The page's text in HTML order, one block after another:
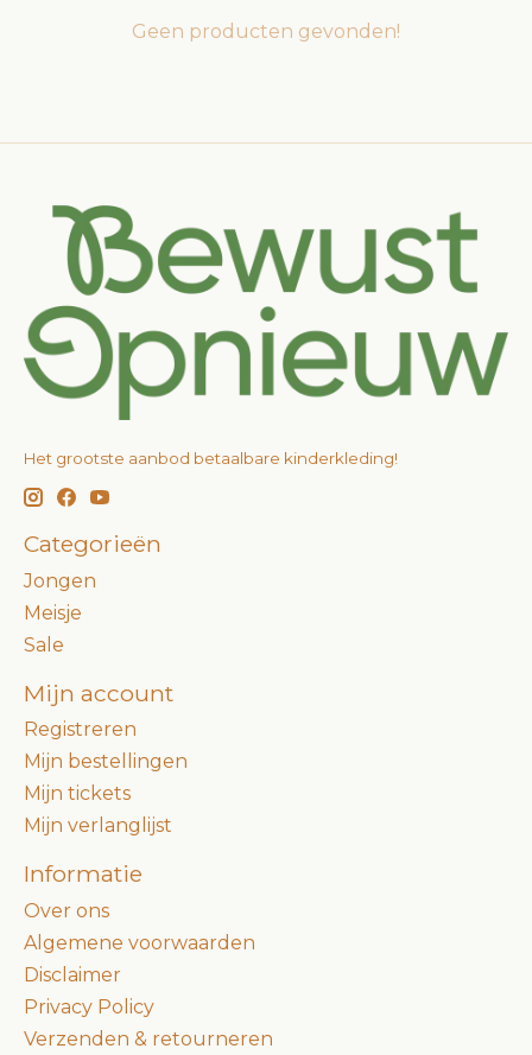
Geen producten gevonden!
Het grootste aanbod betaalbare kinderkleding!
Categorieën
Jongen
Meisje
Sale
Mijn account
Registreren
Mijn bestellingen
Mijn tickets
Mijn verlanglijst
Informatie
Over ons
Algemene voorwaarden
Disclaimer
Privacy Policy
Verzenden & retourneren